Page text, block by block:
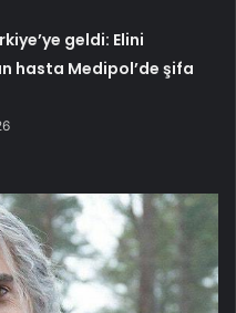
geldi: Elini
hasta Medipol’de şifa